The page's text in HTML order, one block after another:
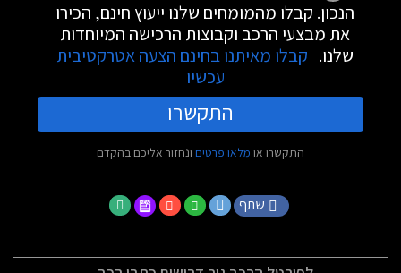
הנכון. קבלו מהמומחים שלנו ייעוץ חינם, הכירו
את מבצעי הרכב וקבוצות הרכישה המיוחדות
שלנו. קבלו מאיתנו בחינם הצעה אטרקטיבית
עכשיו
התקשרו
התקשרו או מלאו פרטים ונחזור אליכם בהקדם
שתף